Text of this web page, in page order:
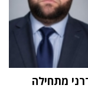
מתחילה